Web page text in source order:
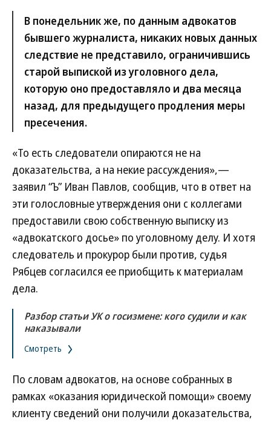
В понедельник же, по данным адвокатов
бывшего журналиста, никаких новых данных
следствие не представило, ограничившись
старой выпиской из уголовного дела,
которую оно предоставляло и два месяца
назад, для предыдущего продления меры
пресечения.
«То есть следователи опираются не на
доказательства, а на некие рассуждения»,—
заявил “Ъ” Иван Павлов, сообщив, что в ответ на
эти голословные утверждения они с коллегами
предоставили свою собственную выписку из
«адвокатского досье» по уголовному делу. И хотя
следователь и прокурор были против, судья
Рябцев согласился ее приобщить к материалам
дела.
Разбор статьи УК о госизмене: кого судили и как
наказывали
Смотреть
По словам адвокатов, на основе собранных в
рамках «оказания юридической помощи» своему
клиенту сведений они получили доказательства,